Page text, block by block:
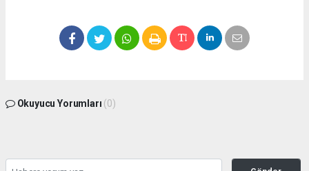
Okuyucu Yorumları (0)